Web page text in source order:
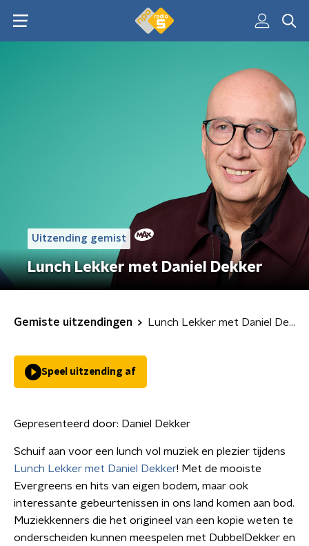
Uitzending gemist
Lunch Lekker met Daniel Dekker
Gemiste uitzendingen Lunch Lekker met Daniel Dekker
Speel uitzending af
Gepresenteerd door: Daniel Dekker
Schuif aan voor een lunch vol muziek en plezier tijdens
Lunch Lekker met Daniel Dekker! Met de mooiste
Evergreens en hits van eigen bodem, maar ook
interessante gebeurtenissen in ons land komen aan bod.
Muziekkenners die het origineel van een kopie weten te
onderscheiden kunnen meespelen met DubbelDekker en